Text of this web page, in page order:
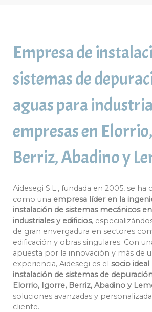
Empresa de
sistemas de
aguas para
empresas en
Berriz, Abadino y
Aidesegi S.L., fundada en 2005, se ha
como una empresa líder en la
instalación de sistemas mecánicos
industriales y edificios,
de gran envergadura en sectores
edificación y obras singulares. Con
apuesta por la innovación y más de
experiencia, Aidesegi es el socio ideal
instalación de sistemas de
Elorrio, Igorre, Berriz, Abadino y
soluciones avanzadas y
cliente.